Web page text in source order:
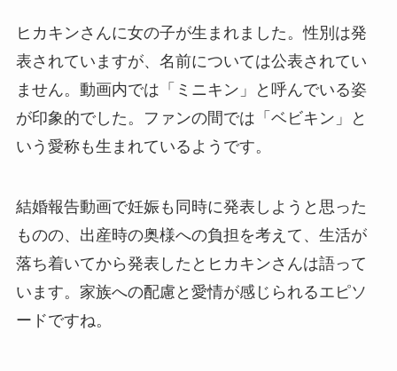
ヒカキンさんに女の子が生まれました。性別は発
表されていますが、名前については公表されてい
ません。動画内では「ミニキン」と呼んでいる姿
が印象的でした。ファンの間では「ベビキン」と
いう愛称も生まれているようです。
結婚報告動画で妊娠も同時に発表しようと思った
ものの、出産時の奥様への負担を考えて、生活が
落ち着いてから発表したとヒカキンさんは語って
います。家族への配慮と愛情が感じられるエピソ
ードですね。